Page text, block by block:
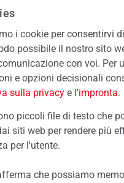
i cookie per consentirvi
possibile il nostro sito
con voi. Per
e opzioni decisionali
sulla privacy e l'impronta.
piccoli file di testo che
siti web per rendere più
per l'utente.
che possiamo